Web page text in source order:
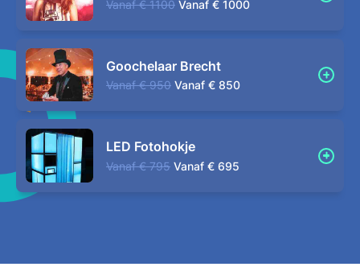
Vanaf € 1100 Vanaf € 1000
Goochelaar Brecht
Vanaf € 950 Vanaf € 850
LED Fotohokje
Vanaf € 795 Vanaf € 695